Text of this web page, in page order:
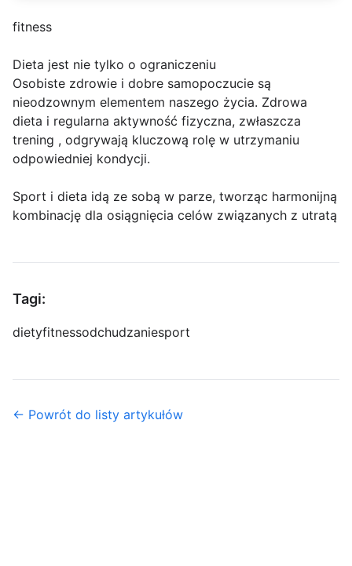
fitness
Dieta jest nie tylko o ograniczeniu
Osobiste zdrowie i dobre samopoczucie są
nieodzownym elementem naszego życia. Zdrowa
dieta i regularna aktywność fizyczna, zwłaszcza
trening , odgrywają kluczową rolę w utrzymaniu
odpowiedniej kondycji.
Sport i dieta idą ze sobą w parze, tworząc harmonijną
kombinację dla osiągnięcia celów związanych z utratą
Tagi:
dietyfitnessodchudzaniesport
← Powrót do listy artykułów